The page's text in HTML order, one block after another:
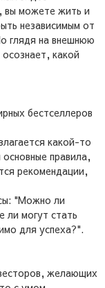
вы можете жить и
независимым от
глядя на внешнюю
какой
бестселлеров
какой-то
правила,
рекомендации,
"Можно ли
ли могут стать
для успеха?".
желающих